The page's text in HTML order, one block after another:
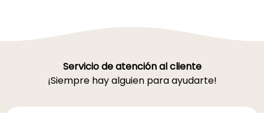
Servicio de atención al cliente
¡Siempre hay alguien para ayudarte!